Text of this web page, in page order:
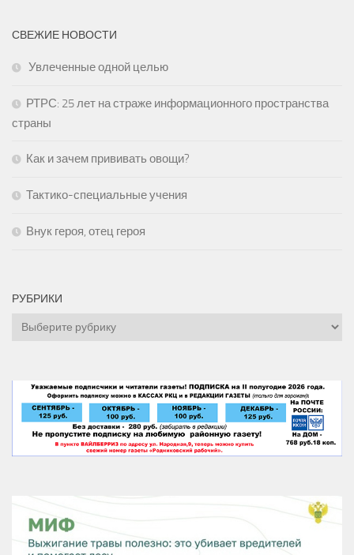
СВЕЖИЕ НОВОСТИ
Увлеченные одной целью
РТРС: 25 лет на страже информационного пространства
страны
Как и зачем прививать овощи?
Тактико-специальные учения
Внук героя, отец героя
РУБРИКИ
Рубрики